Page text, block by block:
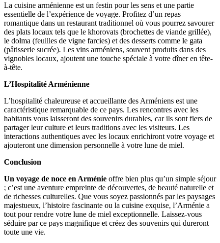
La cuisine arménienne est un festin pour les sens et une partie
essentielle de l’expérience de voyage. Profitez d’un repas
romantique dans un restaurant traditionnel où vous pourrez savourer
des plats locaux tels que le khorovats (brochettes de viande grillée),
le dolma (feuilles de vigne farcies) et des desserts comme le gata
(pâtisserie sucrée). Les vins arméniens, souvent produits dans des
vignobles locaux, ajoutent une touche spéciale à votre dîner en tête-
à-tête.
L’Hospitalité Arménienne
L’hospitalité chaleureuse et accueillante des Arméniens est une
caractéristique remarquable de ce pays. Les rencontres avec les
habitants vous laisseront des souvenirs durables, car ils sont fiers de
partager leur culture et leurs traditions avec les visiteurs. Les
interactions authentiques avec les locaux enrichiront votre voyage et
ajouteront une dimension personnelle à votre lune de miel.
Conclusion
Un voyage de noce en Arménie offre bien plus qu’un simple séjour
; c’est une aventure empreinte de découvertes, de beauté naturelle et
de richesses culturelles. Que vous soyez passionnés par les paysages
majestueux, l’histoire fascinante ou la cuisine exquise, l’Arménie a
tout pour rendre votre lune de miel exceptionnelle. Laissez-vous
séduire par ce pays magnifique et créez des souvenirs qui dureront
toute une vie.